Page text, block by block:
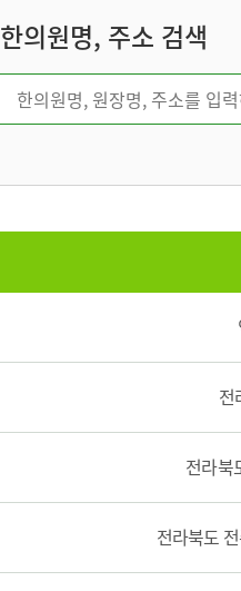
한의원명, 주소 검색
전
전라북
전라북도